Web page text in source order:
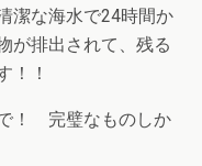
潔な海水で24時間か
が排出されて、残る
！！
！ 完璧なものしか